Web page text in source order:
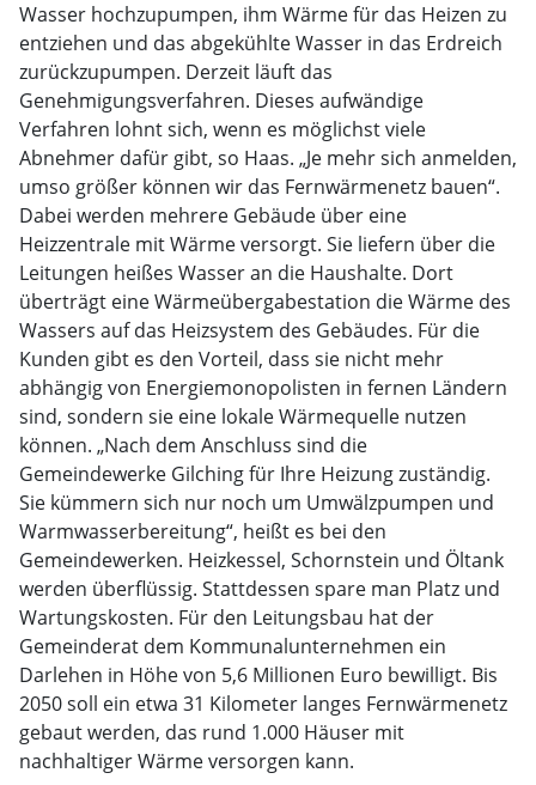
Wasser hochzupumpen, ihm Wärme für das Heizen zu
entziehen und das abgekühlte Wasser in das Erdreich
zurückzupumpen. Derzeit läuft das
Genehmigungsverfahren. Dieses aufwändige
Verfahren lohnt sich, wenn es möglichst viele
Abnehmer dafür gibt, so Haas. „Je mehr sich anmelden,
umso größer können wir das Fernwärmenetz bauen“.
Dabei werden mehrere Gebäude über eine
Heizzentrale mit Wärme versorgt. Sie liefern über die
Leitungen heißes Wasser an die Haushalte. Dort
überträgt eine Wärmeübergabestation die Wärme des
Wassers auf das Heizsystem des Gebäudes. Für die
Kunden gibt es den Vorteil, dass sie nicht mehr
abhängig von Energiemonopolisten in fernen Ländern
sind, sondern sie eine lokale Wärmequelle nutzen
können. „Nach dem Anschluss sind die
Gemeindewerke Gilching für Ihre Heizung zuständig.
Sie kümmern sich nur noch um Umwälzpumpen und
Warmwasserbereitung“, heißt es bei den
Gemeindewerken. Heizkessel, Schornstein und Öltank
werden überflüssig. Stattdessen spare man Platz und
Wartungskosten. Für den Leitungsbau hat der
Gemeinderat dem Kommunalunternehmen ein
Darlehen in Höhe von 5,6 Millionen Euro bewilligt. Bis
2050 soll ein etwa 31 Kilometer langes Fernwärmenetz
gebaut werden, das rund 1.000 Häuser mit
nachhaltiger Wärme versorgen kann.